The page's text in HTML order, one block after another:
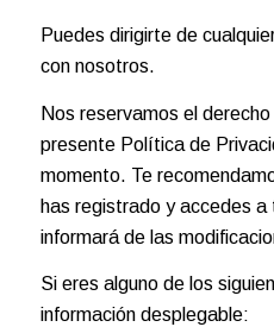
Puedes dirigirte de
con nosotros.
Nos reservamos el
presente Política de
momento. Te
has registrado y accedes
informará de las
Si eres alguno de los
información desplegable: